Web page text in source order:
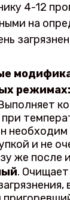
4-12
на
режимах:
и не
же после
.